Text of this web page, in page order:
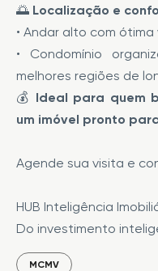
🌅 Localização e
• Andar alto com
• Condomínio
melhores regiões de
💰 Ideal para quem
um imóvel pronto
Agende sua visita e
HUB Inteligência
Do investimento
MCMV